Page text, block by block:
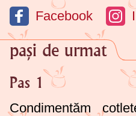
Facebook
pași de urmat
Pas 1
Condimentăm